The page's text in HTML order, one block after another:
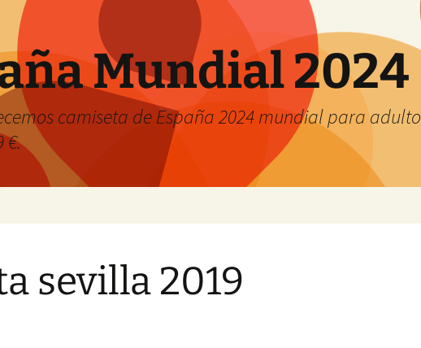
Mundial 2024
camiseta de España 2024 mundial para
€.
sevilla 2019